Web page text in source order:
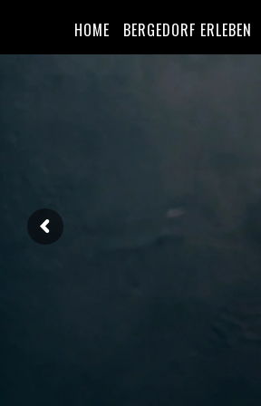
HOME BERGEDORF ERLEBEN